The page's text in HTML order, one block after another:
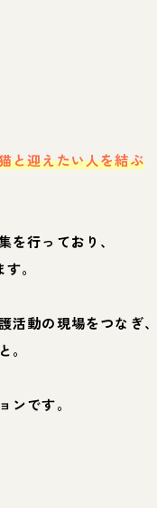
と迎えたい人を結ぶ
を行っており、
。
活動の現場をつなぎ
。
ンです。